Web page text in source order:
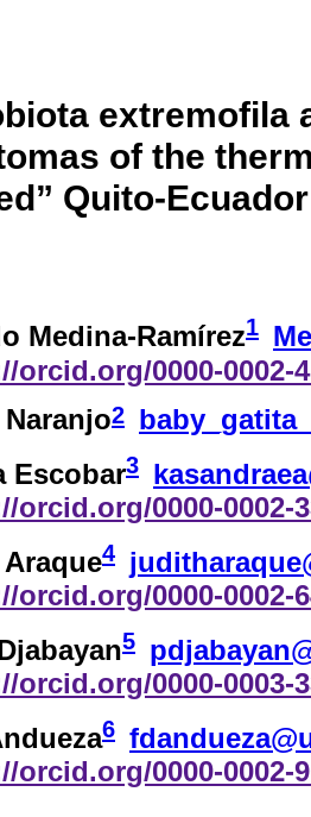
extremofila
of the
Quito-Ecuador
Medina-Ramírez1
orcid.org/0000-0002-
2
Escobar3
orcid.org/0000-0002-
4
orcid.org/0000-0002-
5
orcid.org/0000-0003-
6
orcid.org/0000-0002-